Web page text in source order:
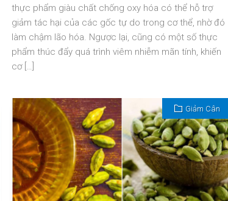
thực phẩm giàu chất chống oxy hóa có thể hỗ trợ
giảm tác hại của các gốc tự do trong cơ thể, nhờ đó
làm chậm lão hóa. Ngược lại, cũng có một số thực
phẩm thúc đẩy quá trình viêm nhiễm mãn tính, khiến
cơ […]
Giảm Cân